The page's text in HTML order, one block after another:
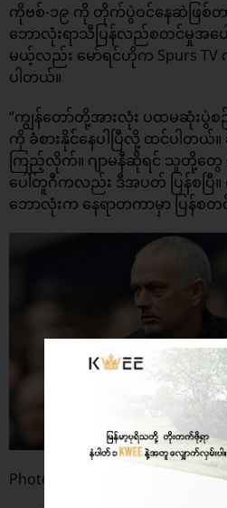
ကိုဗစ်-၁၉ ကို တိုက်ပွဲဝင်နေဆဲဖြစ်တာ
ဘောလုံးရာသီပြန်လည်စတင်မှုအပေ
မယ့်လည်း မော်ရင်ဟိုက Spurs TV
ပါတယ်။
“ကျွန်တော်တို့အားလုံး ပထမဆုံးပွဲ
ကို ခံစားနိုင်နေပါပြီလို့ ထင်ပါတယ်။
ကြည့်လိုက်။ ဂျာမနီဆိုရင် သူတို့တွေ ပွဲ
ပေါ်တူဂီကလည်း ဒီအပတ် ပြန်စပြီ
ဘောလုံးက နေရာတကာမှာ ပြန်စတင်
Photo: Goal.com